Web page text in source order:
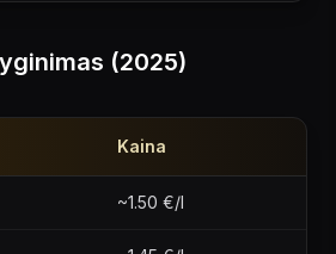
(2025)
Kaina
~1.50 €/l